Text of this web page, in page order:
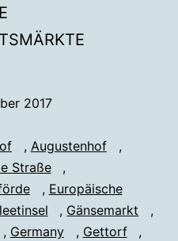
2017
, Augustenhof
,
Straße
,
, Europäische
, Gänsemarkt
,
, Germany , Gettorf
,